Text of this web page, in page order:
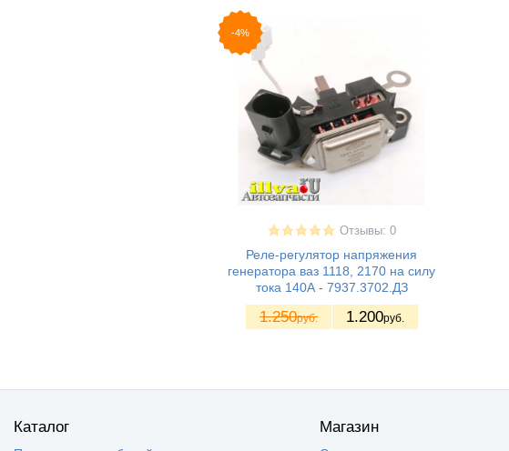
-4%
Отзывы: 0
Реле-регулятор напряжения
генератора ваз 1118, 2170 на силу
тока 140А - 7937.3702.ДЗ
1.250руб. 1.200руб.
Каталог Магазин